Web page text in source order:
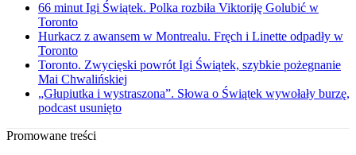
66 minut Igi Świątek. Polka rozbiła Viktoriję Golubić w
Toronto
Hurkacz z awansem w Montrealu. Fręch i Linette odpadły w
Toronto
Toronto. Zwycięski powrót Igi Świątek, szybkie pożegnanie
Mai Chwalińskiej
„Głupiutka i wystraszona”. Słowa o Świątek wywołały burzę,
podcast usunięto
Promowane treści